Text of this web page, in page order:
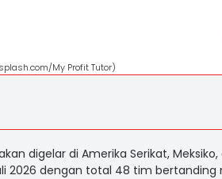
My Profit Tutor)
digelar di Amerika Serikat,
2026 dengan total 48 tim